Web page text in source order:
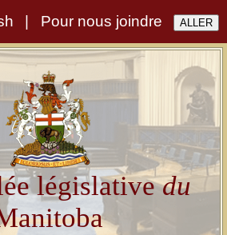
Pour nous joindre
législativedu